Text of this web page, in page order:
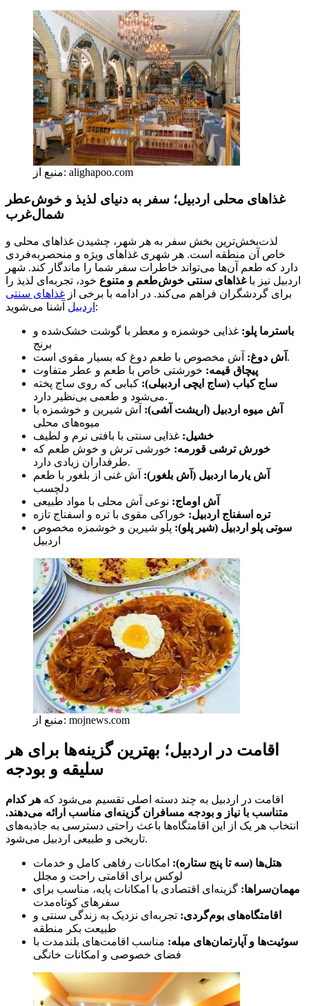
منبع از: alighapoo.com
غذاهای محلی اردبیل؛ سفر به دنیای لذیذ و خوش‌عطر
شمال‌غرب
لذت‌بخش‌ترین بخش سفر به هر شهر، چشیدن غذاهای محلی و
خاص آن منطقه است. هر شهری غذاهای ویژه و منحصربه‌فردی
دارد که طعم آن‌ها می‌تواند خاطرات سفر شما را ماندگار کند. شهر
اردبیل نیز باغذاهای سنتی خوش‌طعم و متنوع خود، تجربه‌ای لذیذ را
برای گردشگران فراهم می‌کند. در ادامه با برخی از غذاهای سنتی
اردبیل آشنا می‌شوید:
باسترما پلو: غذایی خوشمزه و معطر با گوشت خشک‌شده و
برنج
آش دوغ: آش مخصوص با طعم دوغ که بسیار مقوی است.
پیچاق قیمه: خورشتی خاص با طعم و عطر متفاوت
ساج کباب (ساج ایچی اردبیلی): کبابی که روی ساج پخته
می‌شود و طعمی بی‌نظیر دارد.
آش میوه اردبیل (اریشت آشی): آش شیرین و خوشمزه با
میوه‌های محلی
خشیل: غذایی سنتی با بافتی نرم و لطیف
خورش ترشی قورمه: خورشی ترش و خوش طعم که
طرفداران زیادی دارد.
آش یارما اردبیل (آش بلغور): آش غنی از بلغور با طعم
دلچسب
آش اوماج: نوعی آش محلی با مواد طبیعی
تره اسفناج اردبیل: خوراکی مقوی با تره و اسفناج تازه
سوتی پلو اردبیل (شیر پلو): پلو شیرین و خوشمزه مخصوص
اردبیل
منبع از: mojnews.com
اقامت در اردبیل؛ بهترین گزینه‌ها برای هر
سلیقه و بودجه
اقامت در اردبیل به چند دسته اصلی تقسیم می‌شود که هر کدام
متناسب با نیاز و بودجه مسافران گزینه‌ای مناسب ارائه می‌دهند.
انتخاب هر یک از این اقامتگاه‌ها باعث راحتی دسترسی به جاذبه‌های
تاریخی و طبیعی اردبیل می‌شود.
هتل‌ها (سه تا پنج ستاره): امکانات رفاهی کامل و خدمات
لوکس برای اقامتی راحت و مجلل
مهمان‌سراها: گزینه‌ای اقتصادی با امکانات پایه، مناسب برای
سفرهای کوتاه‌مدت
اقامتگاه‌های بوم‌گردی: تجربه‌ای نزدیک به زندگی سنتی و
طبیعت بکر منطقه
سوئیت‌ها و آپارتمان‌های مبله: مناسب اقامت‌های بلندمدت با
فضای خصوصی و امکانات خانگی